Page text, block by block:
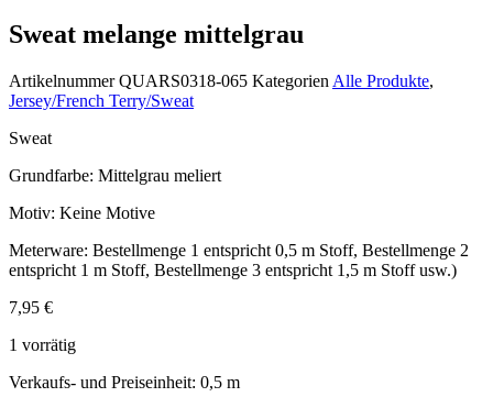
Sweat melange mittelgrau
ArtikelnummerQUARS0318-065 Kategorien Alle Produkte,
Jersey/French Terry/Sweat
Sweat
Grundfarbe: Mittelgrau meliert
Motiv: Keine Motive
Meterware: Bestellmenge 1 entspricht 0,5 m Stoff, Bestellmenge 2
entspricht 1 m Stoff, Bestellmenge 3 entspricht 1,5 m Stoff usw.)
7,95 €
1 vorrätig
Verkaufs- und Preiseinheit: 0,5 m